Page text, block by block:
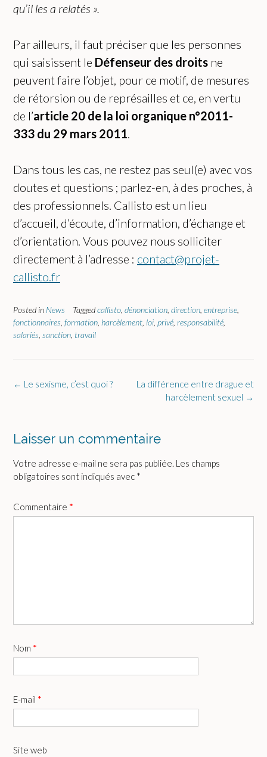
qu’il les a relatés ».
Par ailleurs, il faut préciser que les personnes
qui saisissent le Défenseur des droits ne
peuvent faire l’objet, pour ce motif, de mesures
de rétorsion ou de représailles et ce, en vertu
de l’article 20 de la loi organique n°2011-
333 du 29 mars 2011
Dans tous les cas, ne restez pas seul(e) avec vos
doutes et questions ; parlez-en, à des proches, à
des professionnels. Callisto est un lieu
d’accueil, d’écoute, d’information, d’échange et
d’orientation. Vous pouvez nous solliciter
directement à l’adresse : contact@projet-
callisto.fr
Posted in News Taggedcallisto dénonciation direction entreprise
fonctionnaires formation harcèlement loi privé responsabilité
salariés sanction travail
Post
La différence entre drague et
harcèlement sexuel →
← Le sexisme, c’est quoi ?
Laisser un commentaire
Votre adresse e-mail ne sera pas publiée. Les champs
obligatoires sont indiqués avec *
Commentaire *
Nom *
E-mail *
Site web